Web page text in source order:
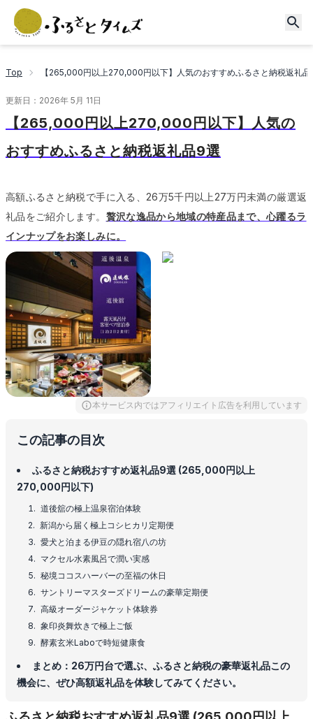
Top 【265,000円以上270,000円以下】人気のおすすめふるさと納税返礼
更新日： 2026年 5月 11日
【265,000円以上270,000円以下】人気の
おすすめふるさと納税返礼品9選
高額ふるさと納税で手に入る、26万5千円以上27万円未満の厳選返
礼品をご紹介します。 贅沢な逸品から地域の特産品まで、心躍るラ
インナップをお楽しみに。
本サービス内ではアフィリエイト広告を利用しています
この記事の目次
ふるさと納税おすすめ返礼品9選 (265,000円以上
270,000円以下)
道後舘の極上温泉宿泊体験
新潟から届く極上コシヒカリ定期便
愛犬と泊まる伊豆の隠れ宿八の坊
マクセル水素風呂で潤い実感
秘境ココスハーバーの至福の休日
サントリーマスターズドリームの豪華定期便
高級オーダージャケット体験券
象印炎舞炊きで極上ご飯
酵素玄米Laboで時短健康食
まとめ：26万円台で選ぶ、ふるさと納税の豪華返礼品この
機会に、ぜひ高額返礼品を体験してみてください。